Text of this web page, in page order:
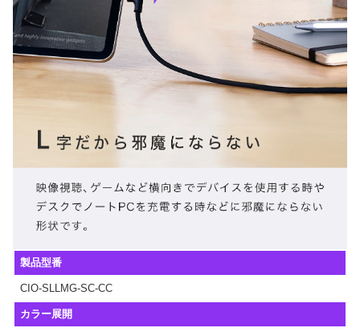
製品型番
CIO-SLLMG-SC-CC
カラー展開